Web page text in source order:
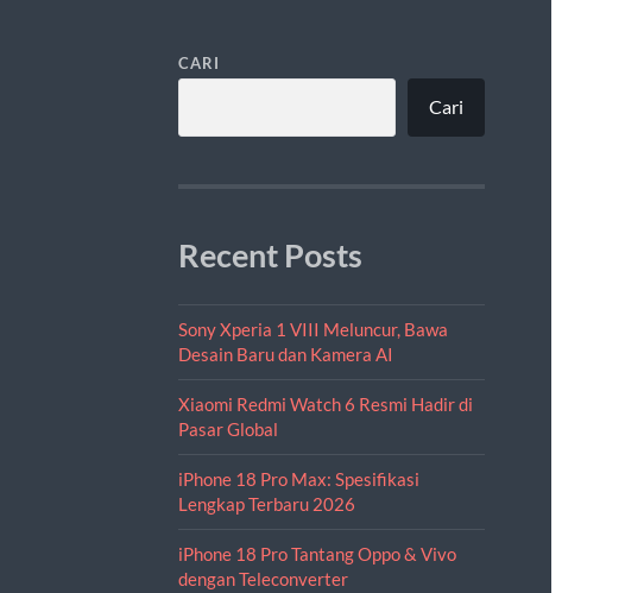
CARI
Cari
Recent Posts
Sony Xperia 1 VIII Meluncur, Bawa
Desain Baru dan Kamera AI
Xiaomi Redmi Watch 6 Resmi Hadir di
Pasar Global
iPhone 18 Pro Max: Spesifikasi
Lengkap Terbaru 2026
iPhone 18 Pro Tantang Oppo & Vivo
dengan Teleconverter